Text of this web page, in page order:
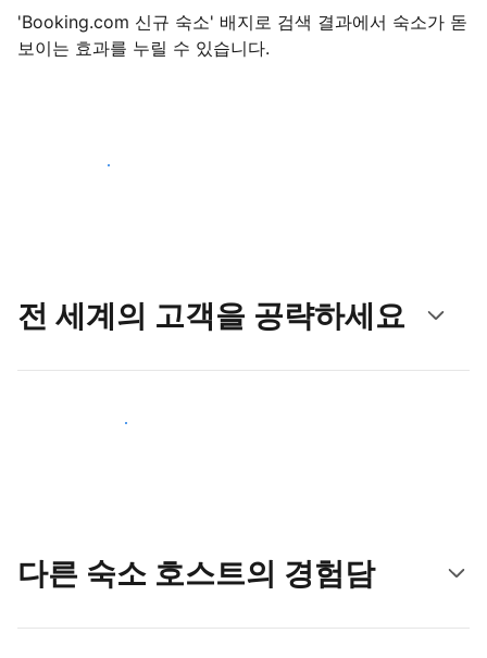
'Booking.com 신규 숙소' 배지로 검색 결과에서 숙소가 돋
보이는 효과를 누릴 수 있습니다.
지금 등록 시작하기
전 세계의 고객을 공략하세요
새로운 고객층 공략하기
다른 숙소 호스트의 경험담